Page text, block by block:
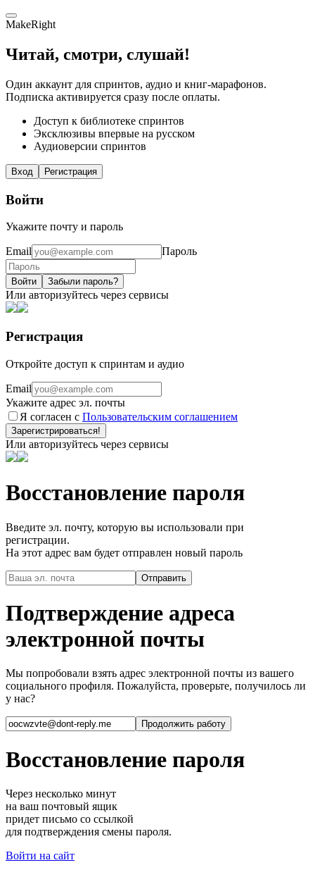
MakeRight
Читай, смотри, слушай!
Один аккаунт для спринтов, аудио и книг-марафонов.
Подписка активируется сразу после оплаты.
Доступ к библиотеке спринтов
Эксклюзивы впервые на русском
Аудиоверсии спринтов
Вход Регистрация
Войти
Укажите почту и пароль
Email Пароль
Войти Забыли пароль?
Или авторизуйтесь через сервисы
Регистрация
Откройте доступ к спринтам и аудио
Email
Укажите адрес эл. почты
Я согласен с Пользовательским соглашением
Зарегистрироваться!
Или авторизуйтесь через сервисы
Восстановление пароля
Введите эл. почту, которую вы использовали при
регистрации.
На этот адрес вам будет отправлен новый пароль
Подтверждение адреса
электронной почты
Мы попробовали взять адрес электронной почты из вашего
социального профиля. Пожалуйста, проверьте, получилось ли
у нас?
Восстановление пароля
Через несколько минут
на ваш почтовый ящик
придет письмо со ссылкой
для подтверждения смены пароля.
Войти на сайт